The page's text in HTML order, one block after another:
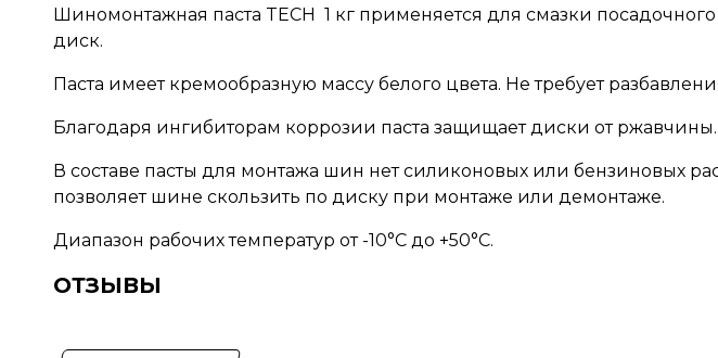
Шиномонтажная паста TECH 1 кг применяется для смазки
диск.
Паста имеет кремообразную массу белого цвета. Не требует
Благодаря ингибиторам коррозии паста защищает диски от ржавчины.
В составе пасты для монтажа шин нет силиконовых или бензиновых
позволяет шине скользить по диску при монтаже или демонтаже.
Диапазон рабочих температур от -10°C до +50°C.
ОТЗЫВЫ